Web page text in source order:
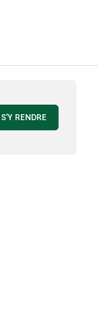
S'Y RENDRE